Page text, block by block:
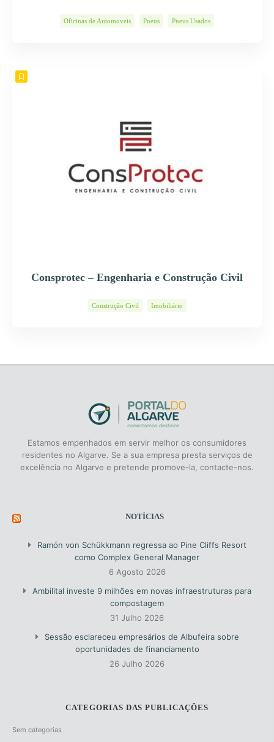
Oficinas de Automoveis Pneus Pneus Usados
Consprotec – Engenharia e Construção Civil
Construção Civil Imobiliário
Estamos empenhados em servir melhor os consumidores
residentes no Algarve. Se a sua empresa presta serviços de
excelência no Algarve e pretende promove-la, contacte-nos.
NOTÍCIAS
Ramón von Schükkmann regressa ao Pine Cliffs Resort
como Complex General Manager
6 Agosto 2026
Ambilital investe 9 milhões em novas infraestruturas para
compostagem
31 Julho 2026
Sessão esclareceu empresários de Albufeira sobre
oportunidades de financiamento
26 Julho 2026
CATEGORIAS DAS PUBLICAÇÕES
Sem categorias